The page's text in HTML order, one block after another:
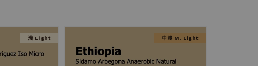
淺 Light 中淺 M. Light